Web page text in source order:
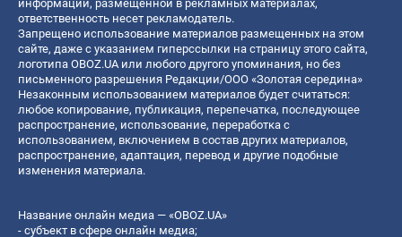
информации, размещенной в рекламных материалах,
ответственность несет рекламодатель.
Запрещено использование материалов размещенных на этом
сайте, даже с указанием гиперссылки на страницу этого сайта,
логотипа OBOZ.UA или любого другого упоминания, но без
письменного разрешения Редакции/ООО «Золотая середина»
Незаконным использованием материалов будет считаться:
любое копирование, публикация, перепечатка, последующее
распространение, использование, переработка с
использованием, включением в состав других материалов,
распространение, адаптация, перевод и другие подобные
изменения материала.
Название онлайн медиа — «OBOZ.UA»
- субъект в сфере онлайн медиа;